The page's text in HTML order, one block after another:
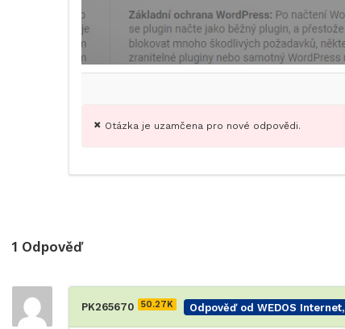
Otázka je uzamčena pro nové odpovědi.
1 Odpověď
PK265670 50.27K Odpověď od WEDOS Internet,